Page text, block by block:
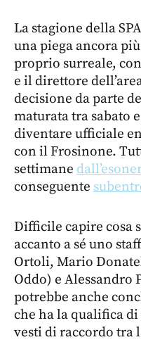
La stagione della
una piega ancora
proprio surreale,
e il direttore
decisione da parte
maturata tra sabato
diventare ufficiale
con il Frosinone.
settimane
conseguente
Difficile capire cosa
accanto a sé uno
Ortoli, Mario
Oddo) e Alessandro
potrebbe anche
che ha la qualifica
vesti di raccordo tra